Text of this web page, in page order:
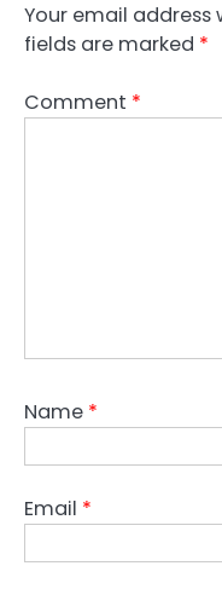
Your email address
fields are marked *
Comment *
Name *
Email *